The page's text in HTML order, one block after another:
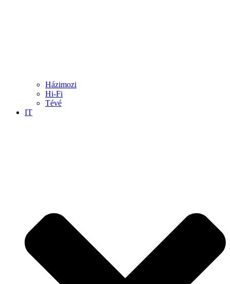
Házimozi
Hi-Fi
Tévé
IT